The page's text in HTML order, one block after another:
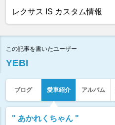
レクサス IS カスタム情報
この記事を書いたユーザー
YEBI
ブログ 愛車紹介 アルバム
" あかれくちゃん "